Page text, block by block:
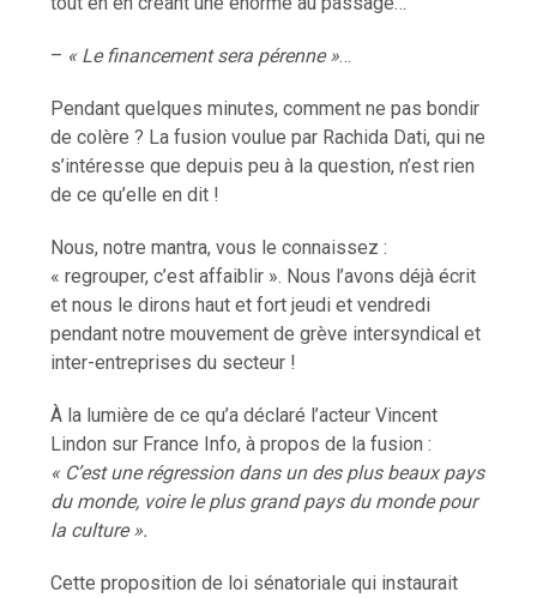
– « Le financement sera pérenne »…
Pendant quelques minutes, comment ne pas bondir
de colère ? La fusion voulue par Rachida Dati, qui ne
s’intéresse que depuis peu à la question, n’est rien
de ce qu’elle en dit !
Nous, notre mantra, vous le connaissez :
« regrouper, c’est affaiblir ». Nous l’avons déjà écrit
et nous le dirons haut et fort jeudi et vendredi
pendant notre mouvement de grève intersyndical et
inter-entreprises du secteur !
À la lumière de ce qu’a déclaré l’acteur Vincent
Lindon sur France Info, à propos de la fusion :
« C’est une régression dans un des plus beaux pays
du monde, voire le plus grand pays du monde pour
la culture ».
Cette proposition de loi sénatoriale qui instaurait